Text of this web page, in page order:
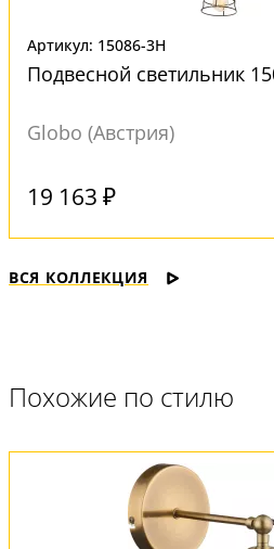
Артикул: 15086-3H
Подвесной светильник
Globo (Австрия)
19 163 ₽
ВСЯ КОЛЛЕКЦИЯ
Похожие по стилю